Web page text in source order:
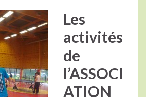
Les
activités
de
l’ASSOCI
ATION